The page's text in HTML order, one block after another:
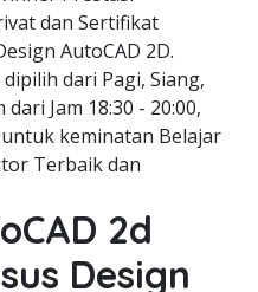
dan Sertifikat
AutoCAD 2D.
dari Pagi, Siang,
Jam 18:30 - 20:00,
keminatan Belajar
Terbaik dan
2d
Design